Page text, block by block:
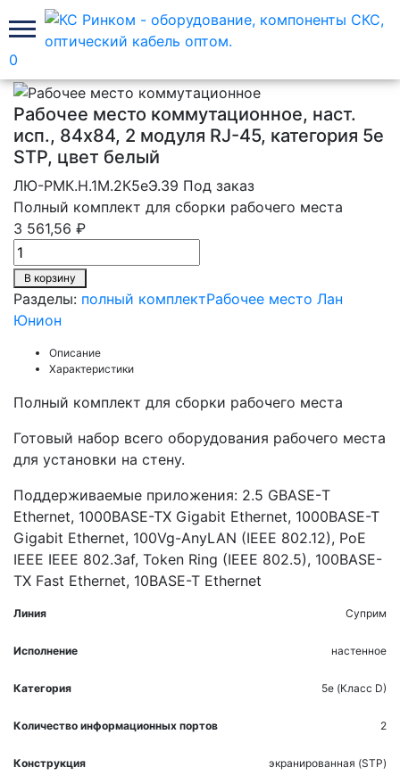
0
Главная
Рабочее место коммутационное, наст.
исп., 84х84, 2 модуля RJ-45, категория 5e
STP, цвет белый
ЛЮ-РМК.Н.1М.2К5eЭ.39 Под заказ
Полный комплект для сборки рабочего места
3 561,56 ₽
В корзину
Разделы: полный комплектРабочее место Лан
Юнион
Описание
Характеристики
Полный комплект для сборки рабочего места
Готовый набор всего оборудования рабочего места
для установки на стену.
Поддерживаемые приложения: 2.5 GBASE-Т
Ethernet, 1000BASE-TX Gigabit Ethernet, 1000BASE-T
Gigabit Ethernet, 100Vg-AnyLAN (IEEE 802.12), PoE
IEEE IEEE 802.3af, Token Ring (IEEE 802.5), 100BASE-
TX Fast Ethernet, 10BASE-T Ethernet
Линия Суприм
Исполнение настенное
Категория 5e (Класс D)
Количество информационных портов 2
Конструкция экранированная (STP)